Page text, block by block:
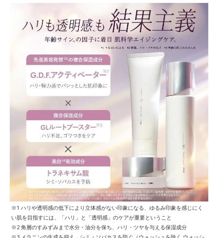
※1 ハリや透明感の低下により立体感がない印象になる、ゆるみ印象を感じにく
い肌を目指すには、「ハリ」と「透明感」のケアが重要ということ
※2 角層のすみずみまで水分・油分を保ち、ハリ・ツヤを与える保湿成分